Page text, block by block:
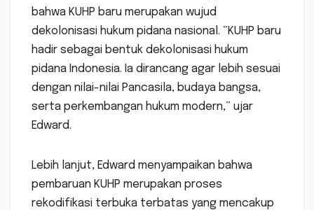
bahwa KUHP baru merupakan wujud
dekolonisasi hukum pidana nasional. “KUHP baru
hadir sebagai bentuk dekolonisasi hukum
pidana Indonesia. Ia dirancang agar lebih sesuai
dengan nilai-nilai Pancasila, budaya bangsa,
serta perkembangan hukum modern,” ujar
Edward.
‎Lebih lanjut, Edward menyampaikan bahwa
pembaruan KUHP merupakan proses
rekodifikasi terbuka terbatas yang mencakup